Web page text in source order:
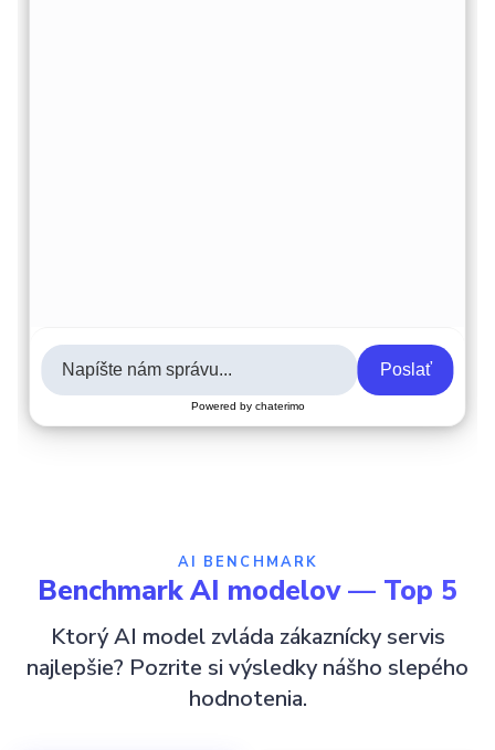
AI BENCHMARK
Benchmark AI modelov — Top 5
Ktorý AI model zvláda zákaznícky servis
najlepšie? Pozrite si výsledky nášho slepého
hodnotenia.